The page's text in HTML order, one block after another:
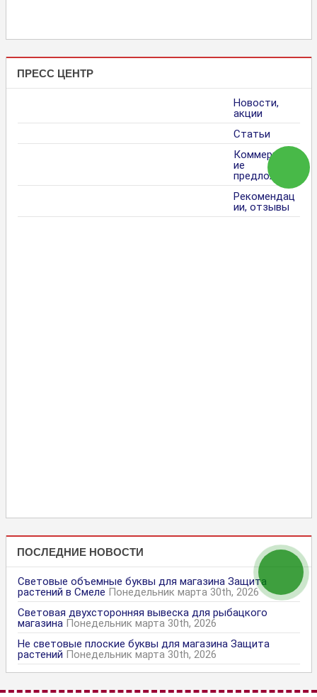
ПРЕСС ЦЕНТР
Новости,
акции
Статьи
Коммерческ
ие
предложения
Рекомендац
ии, отзывы
ПОСЛЕДНИЕ НОВОСТИ
Световые объемные буквы для магазина Защита
растений в Смеле Понедельник марта 30th, 2026
Световая двухсторонняя вывеска для рыбацкого
магазина Понедельник марта 30th, 2026
Не световые плоские буквы для магазина Защита
растений Понедельник марта 30th, 2026